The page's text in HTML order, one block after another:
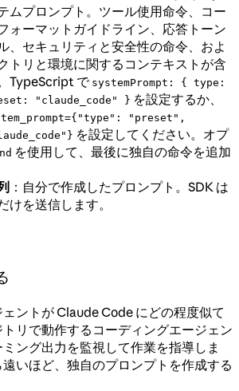
ムプロンプト。ツール使用命令、コー
ォーマットガイドライン、応答トーン
、セキュリティと安全性の命令、およ
トリと環境に関するコンテキストが含
TypeScript で systemPrompt: { type:
"claude_code" } を設定するか、
"preset",
を設定してください。オプ
を使用して、最後に独自の命令を追加
：自分で作成したプロンプト。SDK は
けを送信します。
ントが Claude Code にどの程度似て
リで動作するコーディングエージェン
ング出力を監視して作業を指導しま
いほど、独自のプロンプトを作成する